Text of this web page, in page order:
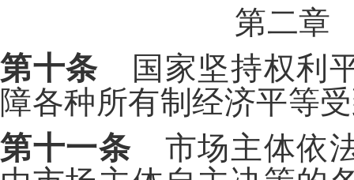
第二章
第十条 国家坚持权利
障各种所有制经济平等
第十一条 市场主体依